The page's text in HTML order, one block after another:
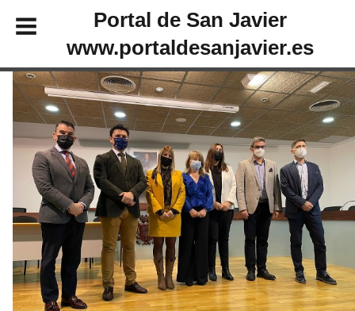
Portal de San Javier
www.portaldesanjavier.es